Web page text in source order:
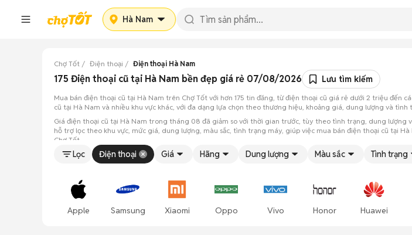
Hà Nam
Chợ Tốt Điện thoại Điện thoại Hà Nam
175 Điện thoại cũ tại Hà Nam bền đẹp giá rẻ 07/08/2026 Lưu tìm kiếm
Mua bán điện thoại cũ tại Hà Nam trên Chợ Tốt với hơn 175 tin đăng, từ điện thoại cũ giá rẻ dưới 2 triệu đến
cũ tại Hà Nam và nhiều khu vực khác, với đa dạng lựa chọn theo thương hiệu, khoảng giá, dung lượng và tình
Giá điện thoại cũ tại Hà Nam trong tháng 08 đã giảm so với thời gian trước, tùy theo tình trạng, dung lượng
hỗ trợ lọc theo khu vực, mức giá, dung lượng, màu sắc, tình trạng máy, giúp việc mua bán điện thoại cũ tại
Chợ Tốt.
Lọc
Điện thoại Giá Hãng Dung lượng Màu sắc Tình trạng
Apple Samsung Xiaomi Oppo Vivo Honor Huawei